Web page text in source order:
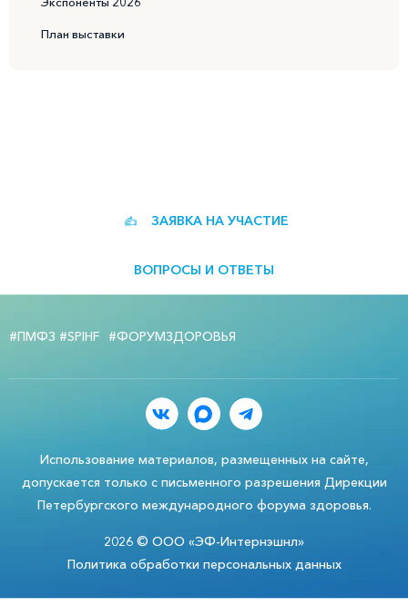
План выставки
ЗАЯВКА НА УЧАСТИЕ
ВОПРОСЫ И ОТВЕТЫ
#ПМФЗ #SPIHF #ФОРУМЗДОРОВЬЯ
Использование материалов, размещенных на сайте,
допускается только с письменного разрешения Дирекции
Петербургского международного форума здоровья.
2026 © ООО «ЭФ-Интернэшнл»
Политика обработки персональных данных